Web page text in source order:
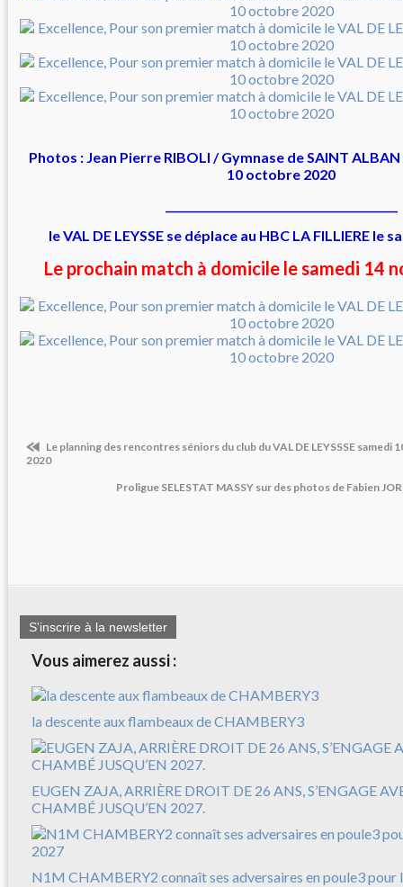
Photos : Jean Pierre RIBOLI / Gymnase de SAINT ALBAN
10 octobre 2020
le VAL DE LEYSSE se déplace au HBC LA FILLIERE le
Le prochain match à domicile le samedi 14
Le planning des rencontres séniors du club du VAL DE LEYSSSE samedi
2020
Proligue SELESTAT MASSY sur des photos de Fabien
S'inscrire à la newsletter
Vous aimerez aussi :
la descente aux flambeaux de CHAMBERY3
EUGEN ZAJA, ARRIÈRE DROIT DE 26 ANS, S’ENGAGE
CHAMBÉ JUSQU’EN 2027.
N1M CHAMBERY2 connaît ses adversaires en poule3 pour